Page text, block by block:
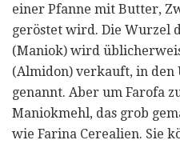
einer Pfanne mit Butter,
geröstet wird. Die Wurzel
(Maniok) wird
(Almidon) verkauft, in den
genannt. Aber um Farofa
Maniokmehl, das grob
wie Farina Cerealien. Sie